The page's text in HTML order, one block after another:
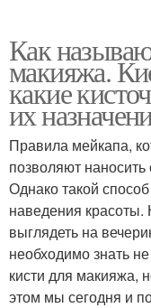
Как
макияжа.
какие
их
Правила мейкапа,
позволяют
Однако такой
наведения
выглядеть на
необходимо знать
кисти для макияжа,
этом мы сегодня и